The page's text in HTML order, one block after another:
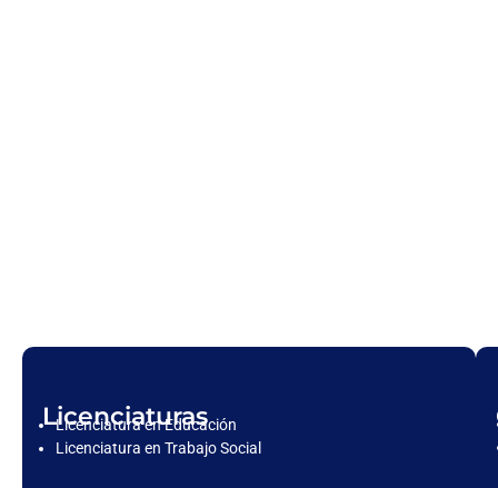
Licenciaturas
Licenciatura en Educación
Licenciatura en Trabajo Social